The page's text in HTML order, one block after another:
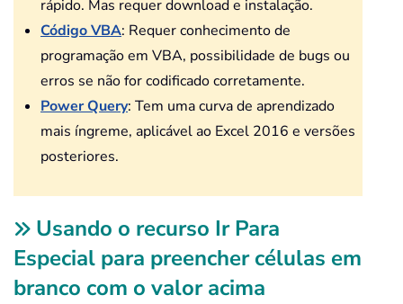
rápido. Mas requer download e instalação.
Código VBA: Requer conhecimento de
programação em VBA, possibilidade de bugs ou
erros se não for codificado corretamente.
Power Query: Tem uma curva de aprendizado
mais íngreme, aplicável ao Excel 2016 e versões
posteriores.
Usando o recurso Ir Para
Especial para preencher células em
branco com o valor acima